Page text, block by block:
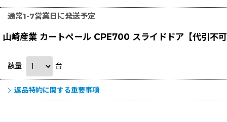
通常1-7営業日に発送予定
山崎産業 カートペール CPE700 スライドドア【代引不
数量: 台
返品特約に関する重要事項